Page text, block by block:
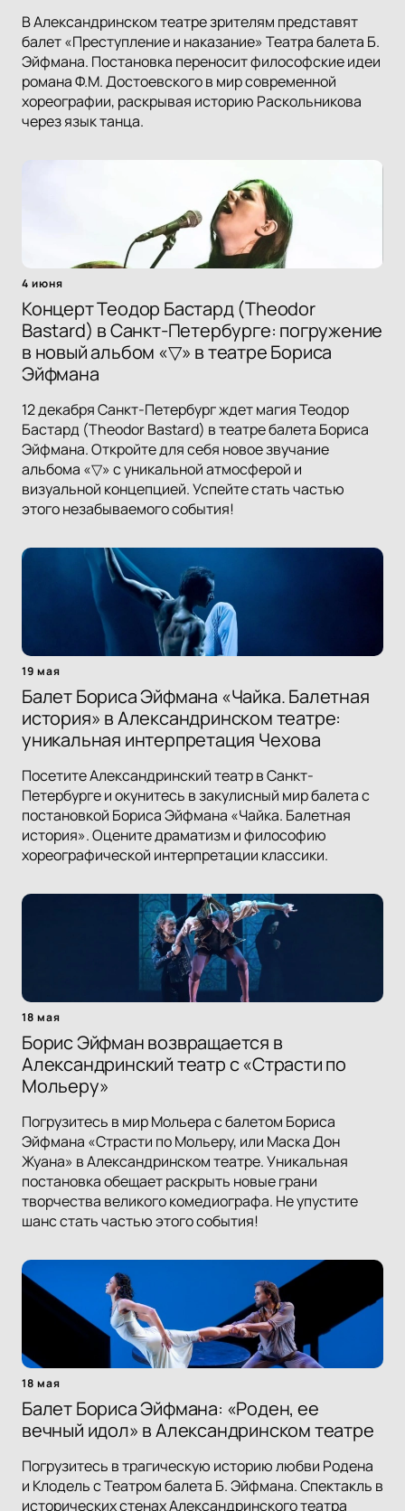
В Александринском театре зрителям представят
балет «Преступление и наказание» Театра балета Б.
Эйфмана. Постановка переносит философские идеи
романа Ф.М. Достоевского в мир современной
хореографии, раскрывая историю Раскольникова
через язык танца.
4 июня
Концерт Теодор Бастард (Theodor
Bastard) в Санкт-Петербурге: погружение
в новый альбом «▽» в театре Бориса
Эйфмана
12 декабря Санкт-Петербург ждет магия Теодор
Бастард (Theodor Bastard) в театре балета Бориса
Эйфмана. Откройте для себя новое звучание
альбома «▽» с уникальной атмосферой и
визуальной концепцией. Успейте стать частью
этого незабываемого события!
19 мая
Балет Бориса Эйфмана «Чайка. Балетная
история» в Александринском театре:
уникальная интерпретация Чехова
Посетите Александринский театр в Санкт-
Петербурге и окунитесь в закулисный мир балета с
постановкой Бориса Эйфмана «Чайка. Балетная
история». Оцените драматизм и философию
хореографической интерпретации классики.
18 мая
Борис Эйфман возвращается в
Александринский театр с «Страсти по
Мольеру»
Погрузитесь в мир Мольера с балетом Бориса
Эйфмана «Страсти по Мольеру, или Маска Дон
Жуана» в Александринском театре. Уникальная
постановка обещает раскрыть новые грани
творчества великого комедиографа. Не упустите
шанс стать частью этого события!
18 мая
Балет Бориса Эйфмана: «Роден, ее
вечный идол» в Александринском театре
Погрузитесь в трагическую историю любви Родена
и Клодель с Театром балета Б. Эйфмана. Спектакль в
исторических стенах Александринского театра